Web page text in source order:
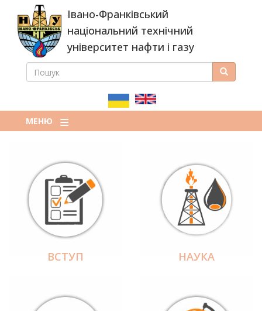
основного
вмісту
Івано-Франківський
національний технічний
університет нафти і газу
ПОШУКОВА
ПОШУК Пошук
МЕНЮ
ВСТУП НАУКА